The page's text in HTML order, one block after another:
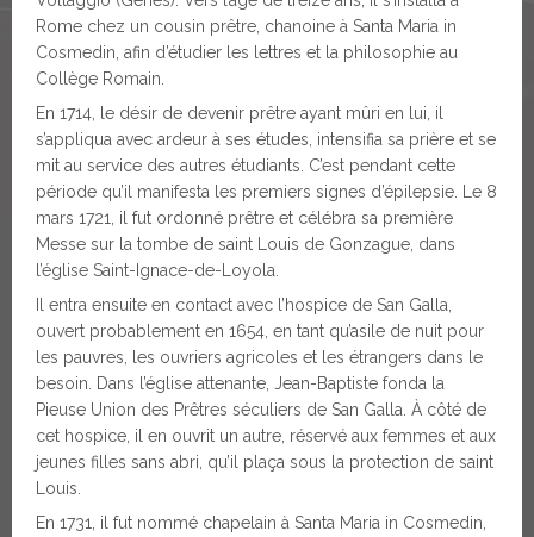
Rome chez un cousin prêtre, chanoine à Santa Maria in
Cosmedin, afin d’étudier les lettres et la philosophie au
Collège Romain.
En 1714, le désir de devenir prêtre ayant mûri en lui, il
s’appliqua avec ardeur à ses études, intensifia sa prière et se
mit au service des autres étudiants. C’est pendant cette
période qu’il manifesta les premiers signes d’épilepsie. Le 8
mars 1721, il fut ordonné prêtre et célébra sa première
Messe sur la tombe de saint Louis de Gonzague, dans
l’église Saint-Ignace-de-Loyola.
Il entra ensuite en contact avec l’hospice de San Galla,
ouvert probablement en 1654, en tant qu’asile de nuit pour
les pauvres, les ouvriers agricoles et les étrangers dans le
besoin. Dans l’église attenante, Jean-Baptiste fonda la
Pieuse Union des Prêtres séculiers de San Galla. À côté de
cet hospice, il en ouvrit un autre, réservé aux femmes et aux
jeunes filles sans abri, qu’il plaça sous la protection de saint
Louis.
En 1731, il fut nommé chapelain à Santa Maria in Cosmedin,